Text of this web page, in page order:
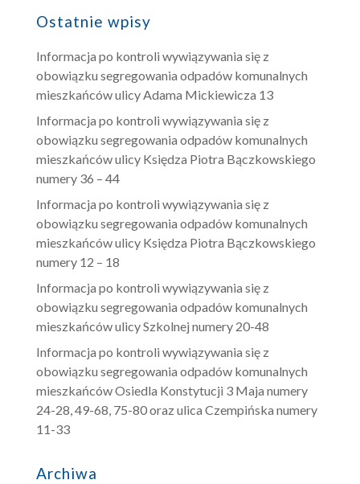
Ostatnie wpisy
Informacja po kontroli wywiązywania się z
obowiązku segregowania odpadów komunalnych
mieszkańców ulicy Adama Mickiewicza 13
Informacja po kontroli wywiązywania się z
obowiązku segregowania odpadów komunalnych
mieszkańców ulicy Księdza Piotra Bączkowskiego
numery 36 – 44
Informacja po kontroli wywiązywania się z
obowiązku segregowania odpadów komunalnych
mieszkańców ulicy Księdza Piotra Bączkowskiego
numery 12 – 18
Informacja po kontroli wywiązywania się z
obowiązku segregowania odpadów komunalnych
mieszkańców ulicy Szkolnej numery 20-48
Informacja po kontroli wywiązywania się z
obowiązku segregowania odpadów komunalnych
mieszkańców Osiedla Konstytucji 3 Maja numery
24-28, 49-68, 75-80 oraz ulica Czempińska numery
11-33
Archiwa